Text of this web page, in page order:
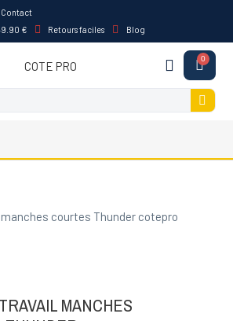
Contact
€
Retours faciles Blog
MANCHES